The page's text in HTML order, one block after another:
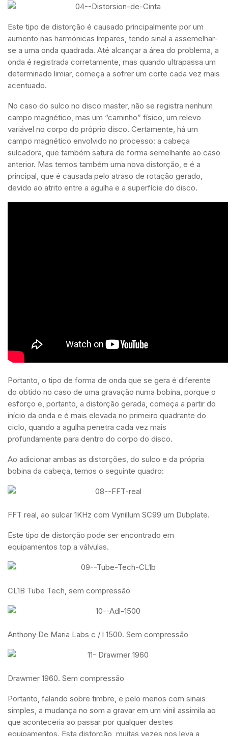
Este tipo de distorção é causado principalmente por um
aumento nas harmónicas ímpares, tendo sinal a assemelhar-
se a uma onda quadrada. Até alcançar a área do problema, a
onda é registrada corretamente, mas quando ultrapassa um
determinado limiar, começa a sofrer um corte cada vez mais
acentuado.
No caso do sulco no disco master, não se registra nenhum
campo magnético, mas um “caminho” físico, um relevo
variável no corpo do próprio disco. Certamente, há um
campo magnético envolvido no processo: a cabeça
sulcadora, que também satura de forma semelhante ao caso
anterior. Mas temos também uma nova distorção, e é a
principal, que é causada pelo atraso de rotação gerado,
devido ao atrito entre a agulha e a superfície do disco.
Portanto, o tipo de forma de onda que se gera é diferente
do obtido no caso de uma gravação numa bobina, porque o
esforço e, portanto, a distorção gerada, começa a partir do
início da onda e é mais elevada no primeiro quadrante do
ciclo, quando a agulha penetra cada vez mais
profundamente para dentro do corpo do disco.
Ao adicionar ambas as distorções, do sulco e da própria
bobina da cabeça, temos o seguinte quadro:
FFT real, ao sulcar 1KHz com Vynillum SC99 um Dubplate.
Este tipo de distorção pode ser encontrado em
equipamentos top a válvulas.
CL1B Tube Tech, sem compressão
Anthony De Maria Labs c / l 1500. Sem compressão
Drawmer 1960. Sem compressão
Portanto, falando sobre timbre, e pelo menos com sinais
simples, a mudança no som a gravar em um vinil assimila ao
que aconteceria ao passar por qualquer destes
equipamentos. Esta distorção, muitas vezes nos leva a